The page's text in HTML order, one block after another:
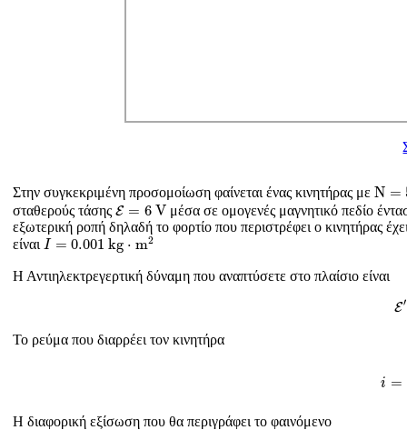
Στην συγκεκριμένη προσομοίωση φαίνεται ένας κινητήρας με N =
Ν
σταθερούς τάσης E = 6 V
E= 6 V
μέσα σε ομογενές μαγνητικό πεδίο
εξωτερική ροπή δηλαδή το φορτίο που περιστρέφει ο κινητήρας
είναι I = 0.001 kg ⋅ m2
I=0.001 kg⋅m2
Η Αντιηλεκτρεγερτική δύναμη που αναπτύσετε στο πλαίσιο είναι
E′
Το ρεύμα που διαρρέει τον κινητήρα
i =
Η διαφορική εξίσωση που θα περιγράφει το φαινόμενο